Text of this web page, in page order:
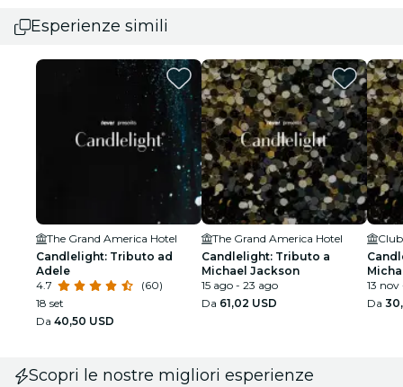
Esperienze simili
The Grand America Hotel
Candlelight: Tributo ad
Adele
4.7
(60)
18 set
Da 40,50 USD
The Grand America Hotel
Candlelight: Tributo a
Michael Jackson
15 ago - 23 ago
Da 61,02 USD
13
Da
Scopri le nostre migliori esperienze